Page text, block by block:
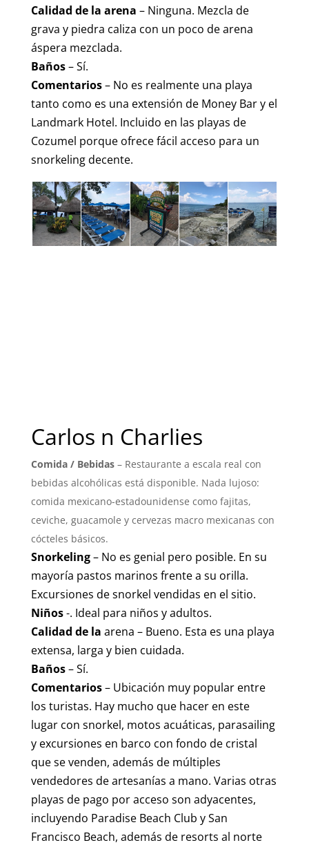
Calidad de la arena – Ninguna. Mezcla de
grava y piedra caliza con un poco de arena
áspera mezclada.
Baños– Sí.
Comentarios– No es realmente una playa
tanto como es una extensión de Money Bar y el
Landmark Hotel. Incluido en las playas de
Cozumel porque ofrece fácil acceso para un
snorkeling decente.
Carlos n Charlies
Comida / Bebidas– Restaurante a escala real con
bebidas alcohólicas está disponible. Nada lujoso:
comida mexicano-estadounidense como fajitas,
ceviche, guacamole y cervezas macro mexicanas con
cócteles básicos.
Snorkeling– No es genial pero posible. En su
mayoría pastos marinos frente a su orilla.
Excursiones de snorkel vendidas en el sitio.
Niños-. Ideal para niños y adultos.
Calidad de la arena – Bueno. Esta es una playa
extensa, larga y bien cuidada.
Baños– Sí.
Comentarios– Ubicación muy popular entre
los turistas. Hay mucho que hacer en este
lugar con snorkel, motos acuáticas, parasailing
y excursiones en barco con fondo de cristal
que se venden, además de múltiples
vendedores de artesanías a mano. Varias otras
playas de pago por acceso son adyacentes,
incluyendo Paradise Beach Club y San
Francisco Beach, además de resorts al norte